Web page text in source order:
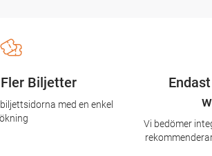
Vi bedömer
Biljetter
med en enkel